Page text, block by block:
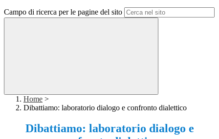
Campo di ricerca per le pagine del sito
Home >
Dibattiamo: laboratorio dialogo e confronto dialettico
Dibattiamo: laboratorio dialogo e